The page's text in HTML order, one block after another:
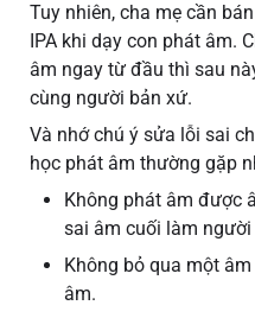
Tuy nhiên, cha mẹ cần
IPA khi dạy con phát âm.
âm ngay từ đầu thì sau
cùng người bản xứ.
Và nhớ chú ý sửa lỗi sai
học phát âm thường gặp
Không phát âm được
sai âm cuối làm
Không bỏ qua một
âm.